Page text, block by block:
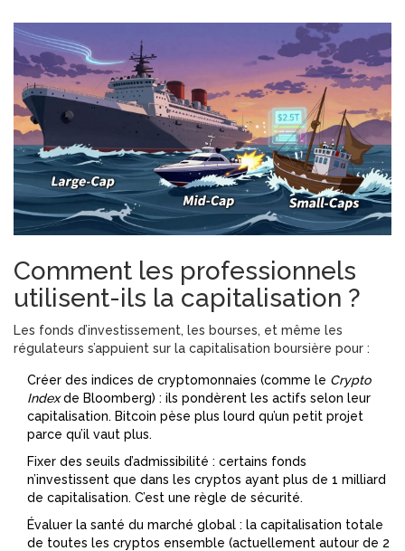
Comment les professionnels
utilisent-ils la capitalisation ?
Les fonds d’investissement, les bourses, et même les
régulateurs s’appuient sur la capitalisation boursière pour :
Créer des indices de cryptomonnaies (comme le Crypto
Indexde Bloomberg) : ils pondèrent les actifs selon leur
capitalisation. Bitcoin pèse plus lourd qu’un petit projet
parce qu’il vaut plus.
Fixer des seuils d’admissibilité : certains fonds
n’investissent que dans les cryptos ayant plus de 1 milliard
de capitalisation. C’est une règle de sécurité.
Évaluer la santé du marché global : la capitalisation totale
de toutes les cryptos ensemble (actuellement autour de 2